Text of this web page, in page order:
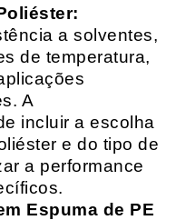
a solventes,
de temperatura,
A
incluir a escolha
e do tipo de
a performance
Espuma de PE